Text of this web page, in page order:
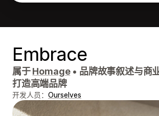
Embrace
属于Homage • 品牌故事叙述与商
打造高端品牌
开发人员： Ourselves